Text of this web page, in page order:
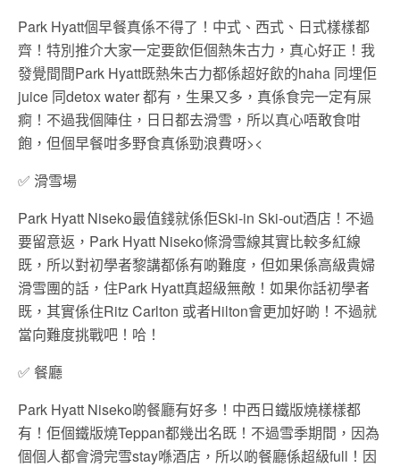
Park Hyatt個早餐真係不得了！中式、西式、日式樣樣都
齊！特別推介大家一定要飲佢個熱朱古力，真心好正！我
發覺間間Park Hyatt既熱朱古力都係超好飲的haha 同埋佢
juice 同detox water 都有，生果又多，真係食完一定有屎
痾！不過我個陣住，日日都去滑雪，所以真心唔敢食咁
飽，但個早餐咁多野食真係勁浪費呀><
✅ 滑雪場
Park Hyatt Niseko最值錢就係佢Ski-in Ski-out酒店！不過
要留意返，Park Hyatt Niseko條滑雪線其實比較多紅線
既，所以對初學者黎講都係有啲難度，但如果係高級貴婦
滑雪團的話，住Park Hyatt真超級無敵！如果你話初學者
既，其實係住Ritz Carlton 或者Hilton會更加好啲！不過就
當向難度挑戰吧！哈！
✅ 餐廳
Park Hyatt Niseko啲餐廳有好多！中西日鐵版燒樣樣都
有！佢個鐵版燒Teppan都幾出名既！不過雪季期間，因為
個個人都會滑完雪stay喺酒店，所以啲餐廳係超級full！因